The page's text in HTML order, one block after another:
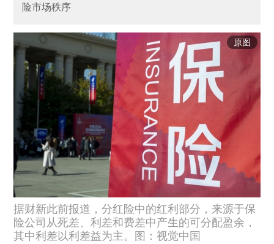
险市场秩序
原图
据财新此前报道，分红险中的红利部分，来源于保
险公司从死差、利差和费差中产生的可分配盈余，
其中利差以利差益为主。图：视觉中国